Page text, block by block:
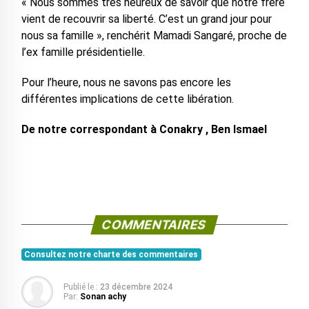
vient de recouvrir sa liberté. C’est un grand jour pour
nous sa famille », renchérit Mamadi Sangaré, proche de
l’ex famille présidentielle.
Pour l’heure, nous ne savons pas encore les
différentes implications de cette libération.
De notre correspondant à Conakry , Ben Ismael
COMMENTAIRES
Consultez notre charte des commentaires
Publié le : 23 décembre 2024
Par: Sonan achy